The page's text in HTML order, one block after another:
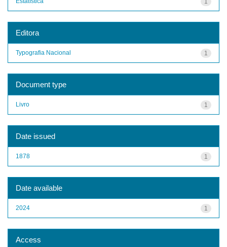
Editora
1
Typografia Nacional
Document type
1
Livro
Date issued
1
1878
Date available
1
2024
Access